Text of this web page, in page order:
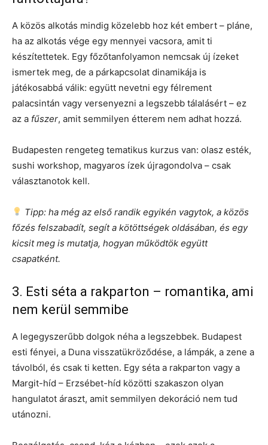
A közös alkotás mindig közelebb hoz két embert – pláne,
ha az alkotás vége egy mennyei vacsora, amit ti
készítettetek. Egy főzőtanfolyamon nemcsak új ízeket
ismertek meg, de a párkapcsolat dinamikája is
játékosabbá válik: együtt nevetni egy félrement
palacsintán vagy versenyezni a legszebb tálalásért – ez
az a fűszer, amit semmilyen étterem nem adhat hozzá.
Budapesten rengeteg tematikus kurzus van: olasz esték,
sushi workshop, magyaros ízek újragondolva – csak
választanotok kell.
Tipp: ha még az első randik egyikén vagytok, a közös
főzés felszabadít, segít a kötöttségek oldásában, és egy
kicsit meg is mutatja, hogyan működtök együtt
csapatként.
3. Esti séta a rakparton – romantika, ami
nem kerül semmibe
A legegyszerűbb dolgok néha a legszebbek. Budapest
esti fényei, a Duna visszatükröződése, a lámpák, a zene a
távolból, és csak ti ketten. Egy séta a rakparton vagy a
Margit-híd – Erzsébet-híd közötti szakaszon olyan
hangulatot áraszt, amit semmilyen dekoráció nem tud
utánozni.